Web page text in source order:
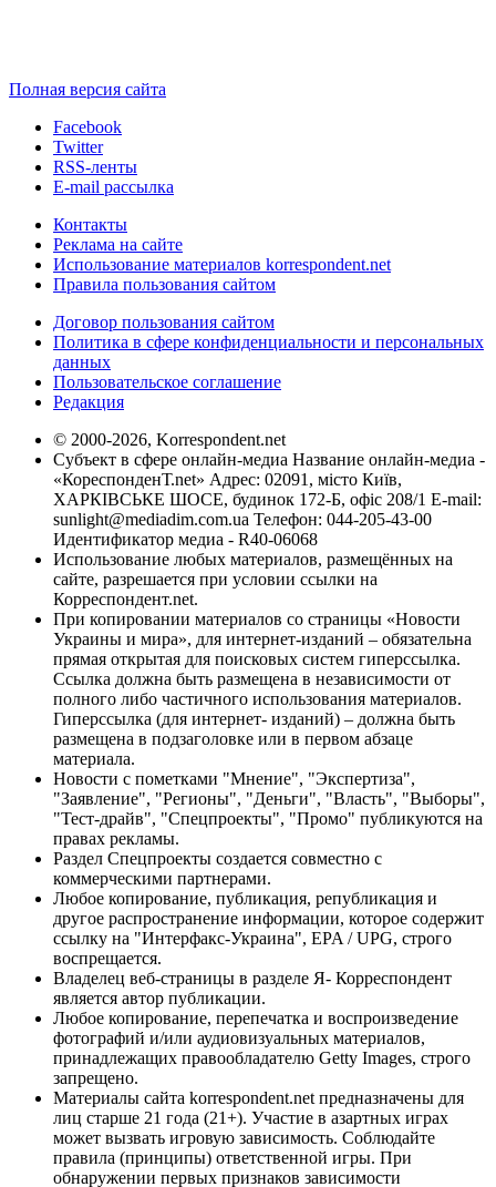
Полная версия сайта
Facebook
Twitter
RSS-ленты
E-mail рассылка
Контакты
Реклама на сайте
Использование материалов korrespondent.net
Правила пользования сайтом
Договор пользования сайтом
Политика в сфере конфиденциальности и персональных
данных
Пользовательское соглашение
Редакция
© 2000-2026, Korrespondent.net
Субъект в сфере онлайн-медиа Название онлайн-медиа -
«КореспонденТ.net» Адрес: 02091, місто Київ,
ХАРКІВСЬКЕ ШОСЕ, будинок 172-Б, офіс 208/1 E-mail:
sunlight@mediadim.com.ua Телефон: 044-205-43-00
Идентификатор медиа - R40-06068
Использование любых материалов, размещённых на
сайте, разрешается при условии ссылки на
Корреспондент.net.
При копировании материалов со страницы «Новости
Украины и мира», для интернет-изданий – обязательна
прямая открытая для поисковых систем гиперссылка.
Ссылка должна быть размещена в независимости от
полного либо частичного использования материалов.
Гиперссылка (для интернет- изданий) – должна быть
размещена в подзаголовке или в первом абзаце
материала.
Новости с пометками "Мнение", "Экспертиза",
"Заявление", "Регионы", "Деньги", "Власть", "Выборы",
"Тест-драйв", "Спецпроекты", "Промо" публикуются на
правах рекламы.
Раздел Спецпроекты создается совместно с
коммерческими партнерами.
Любое копирование, публикация, републикация и
другое распространение информации, которое содержит
ссылку на "Интерфакс-Украина", EPA / UPG, строго
воспрещается.
Владелец веб-страницы в разделе Я- Корреспондент
является автор публикации.
Любое копирование, перепечатка и воспроизведение
фотографий и/или аудиовизуальных материалов,
принадлежащих правообладателю Getty Images, строго
запрещено.
Материалы сайта korrespondent.net предназначены для
лиц старше 21 года (21+). Участие в азартных играх
может вызвать игровую зависимость. Соблюдайте
правила (принципы) ответственной игры. При
обнаружении первых признаков зависимости